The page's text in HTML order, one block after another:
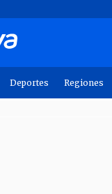
Deportes Regiones